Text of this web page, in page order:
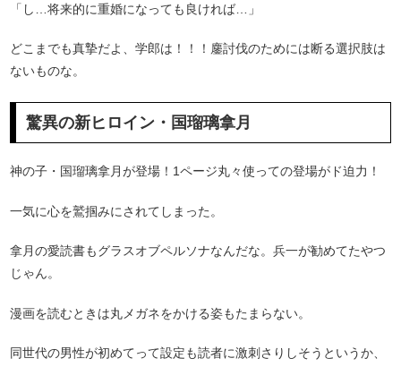
「し…将来的に重婚になっても良ければ…」
どこまでも真摯だよ、学郎は！！！鏖討伐のためには断る選択肢は
ないものな。
驚異の新ヒロイン・国瑠璃拿月
神の子・国瑠璃拿月が登場！1ページ丸々使っての登場がド迫力！
一気に心を鷲掴みにされてしまった。
拿月の愛読書もグラスオブペルソナなんだな。兵一が勧めてたやつ
じゃん。
漫画を読むときは丸メガネをかける姿もたまらない。
同世代の男性が初めてって設定も読者に激刺さりしそうというか、